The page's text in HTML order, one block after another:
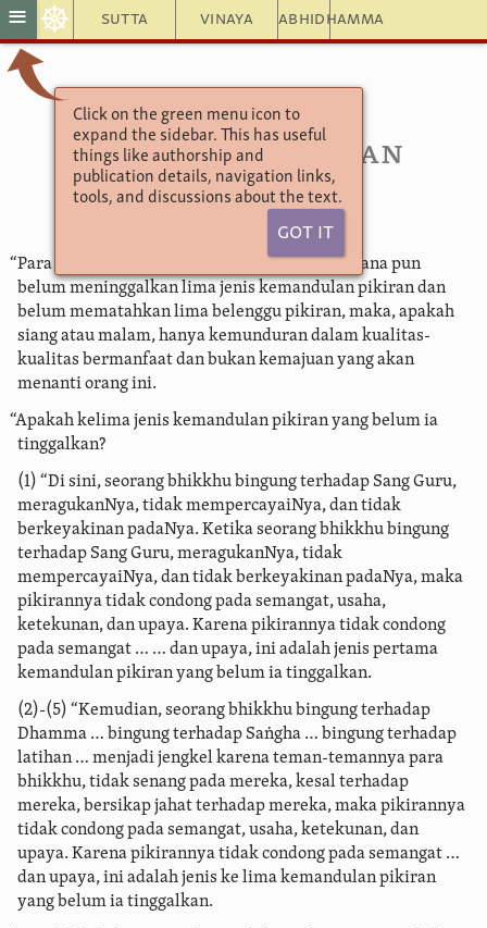
Sutta Vinaya Abhidhamma
≡ ☸
Click on the green menu icon to
expand the sidebar. This has useful
things like authorship and
publication details, navigation links,
tools, and discussions about the text.
Got It
Aṅguttara Nikāya
10.14. Kemandulan
Pikiran
“Para bhikkhu, jika bhikkhu atau bhikkhunī mana pun
belum meninggalkan lima jenis kemandulan pikiran dan
belum mematahkan lima belenggu pikiran, maka, apakah
siang atau malam, hanya kemunduran dalam kualitas-
kualitas bermanfaat dan bukan kemajuan yang akan
menanti orang ini.
“Apakah kelima jenis kemandulan pikiran yang belum ia
tinggalkan?
(1) “Di sini, seorang bhikkhu bingung terhadap Sang Guru,
meragukanNya, tidak mempercayaiNya, dan tidak
berkeyakinan padaNya. Ketika seorang bhikkhu bingung
terhadap Sang Guru, meragukanNya, tidak
mempercayaiNya, dan tidak berkeyakinan padaNya, maka
pikirannya tidak condong pada semangat, usaha,
ketekunan, dan upaya. Karena pikirannya tidak condong
pada semangat … … dan upaya, ini adalah jenis pertama
kemandulan pikiran yang belum ia tinggalkan.
(2)-(5) “Kemudian, seorang bhikkhu bingung terhadap
Dhamma … bingung terhadap Saṅgha … bingung terhadap
latihan … menjadi jengkel karena teman-temannya para
bhikkhu, tidak senang pada mereka, kesal terhadap
mereka, bersikap jahat terhadap mereka, maka pikirannya
tidak condong pada semangat, usaha, ketekunan, dan
upaya. Karena pikirannya tidak condong pada semangat …
dan upaya, ini adalah jenis ke lima kemandulan pikiran
yang belum ia tinggalkan.